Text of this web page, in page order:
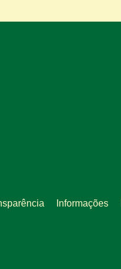
Informações